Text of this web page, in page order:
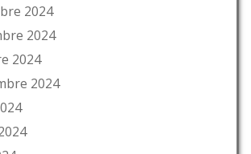
2024
2024
2024
2024